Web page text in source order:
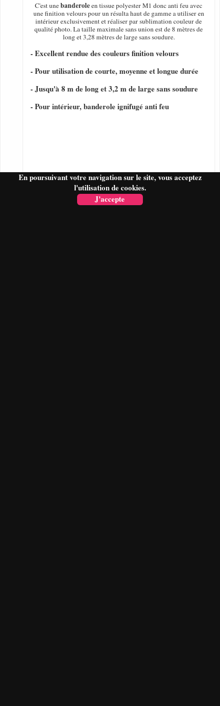
En poursuivant votre navigation sur le site, vous acceptez
l'utilisation de cookies.
J'accepte
C'est unebanderoleen tissue polyester M1 donc anti feu avec
une finition velours pour un résulta haut de gamme a utiliser en
intérieur exclusivement et réaliser par sublimation couleur de
qualité photo. La taille maximale sans union est de 8 mètres de
long et 3,28 mètres de large sans soudure.
- Excellent rendue des couleurs finition velours
- Pour utilisation de courte, moyenne et longue durée
- Jusqu'à 8 m de long et 3,2 m de large sans soudure
- Pour intérieur, banderole ignifugé anti feu